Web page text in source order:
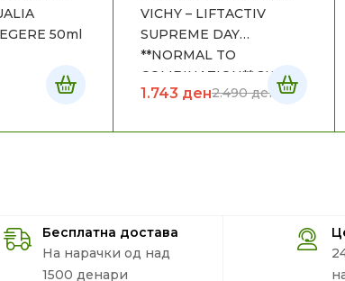
50ml
VICHY – LIFTACTIV
SUPREME DAY
**NORMAL TO
COMBINATION** SKIN
50mL
2.490ден
1.743 ден
Бесплатна достава
На нарачки од над
1500 денари